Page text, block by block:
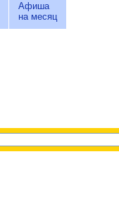
Афиша
на месяц